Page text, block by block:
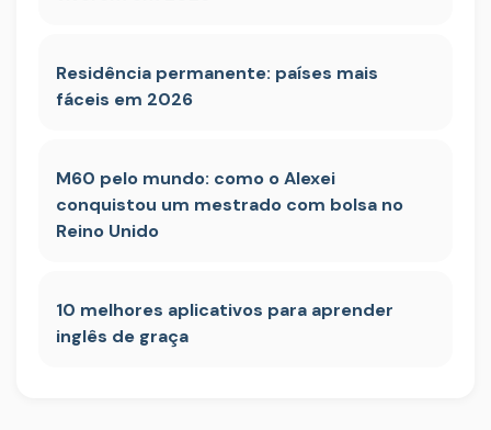
Residência permanente: países mais
fáceis em 2026
M60 pelo mundo: como o Alexei
conquistou um mestrado com bolsa no
Reino Unido
10 melhores aplicativos para aprender
inglês de graça